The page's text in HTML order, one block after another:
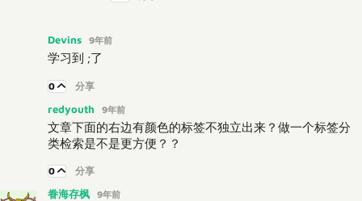
Devins 9年前
学习到 ;了
0 分享
redyouth 9年前
文章下面的右边有颜色的标签不独立出来？做一个标签分
类检索是不是更方便？？
0 分享
眷海存枫 9年前